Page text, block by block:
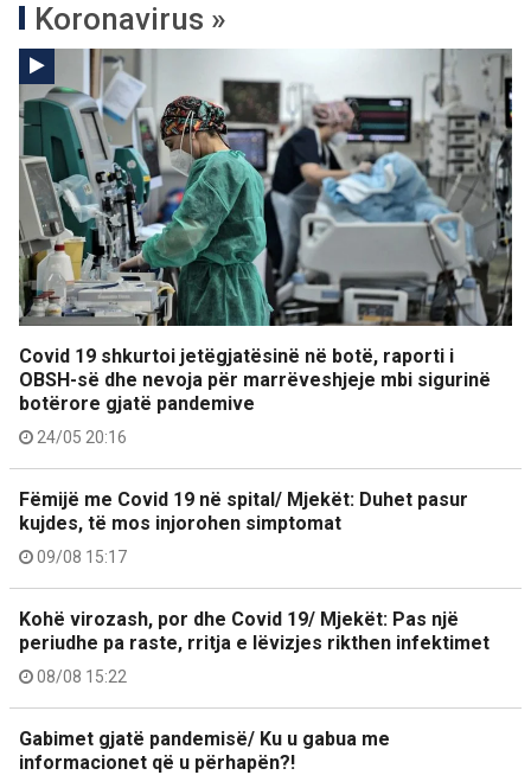
Koronavirus »
Covid 19 shkurtoi jetëgjatësinë në botë, raporti i
OBSH-së dhe nevoja për marrëveshjeje mbi sigurinë
botërore gjatë pandemive
24/05 20:16
Fëmijë me Covid 19 në spital/ Mjekët: Duhet pasur
kujdes, të mos injorohen simptomat
09/08 15:17
Kohë virozash, por dhe Covid 19/ Mjekët: Pas një
periudhe pa raste, rritja e lëvizjes rikthen infektimet
08/08 15:22
Gabimet gjatë pandemisë/ Ku u gabua me
informacionet që u përhapën?!